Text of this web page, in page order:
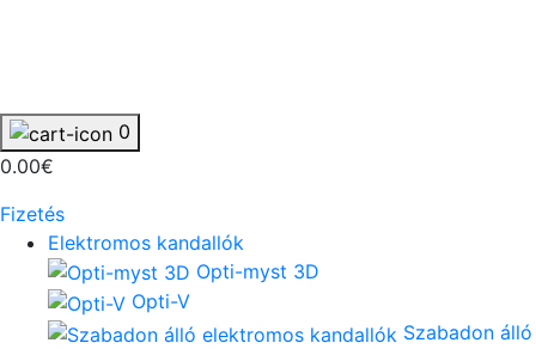
0
0.00€
Fizetés
Elektromos kandallók
Opti-myst 3D
Opti-V
Szabadon álló